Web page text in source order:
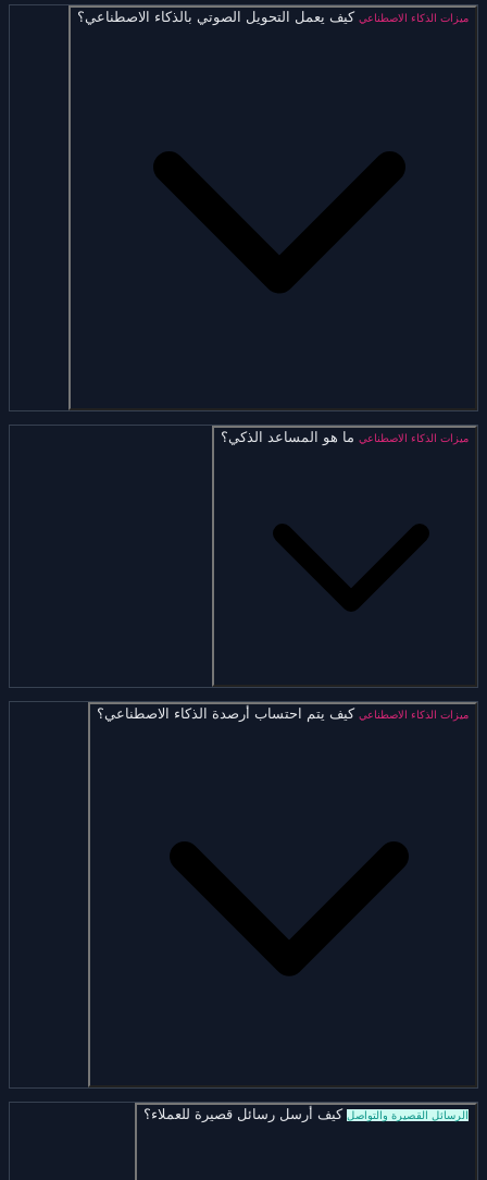
ميزات الذكاء الاصطناعي كيف يعمل التحويل الصوتي بالذكاء الاصطناعي؟
ميزات الذكاء الاصطناعي ما هو المساعد الذكي؟
ميزات الذكاء الاصطناعي كيف يتم احتساب أرصدة الذكاء الاصطناعي؟
الرسائل القصيرة والتواصل كيف أرسل رسائل قصيرة للعملاء؟